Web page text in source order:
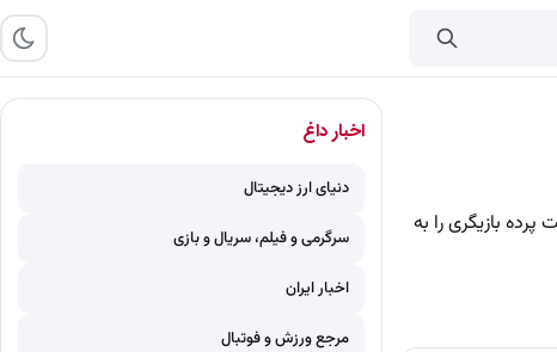
بازیگری را به
اخبار داغ
دنیای ارز دیجیتال
سرگرمی و فیلم، سریال و بازی
اخبار ایران
مرجع ورزش و فوتبال